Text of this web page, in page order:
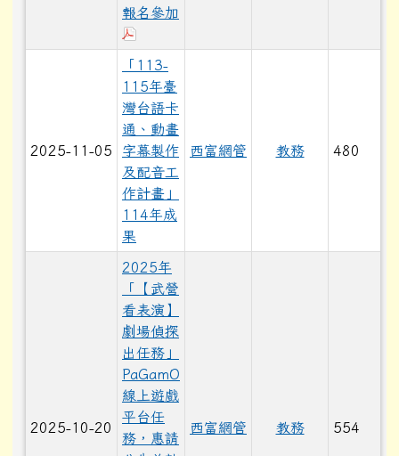
報名參加
2025-11-05
「113-
115年臺
灣台語卡
通、動畫
字幕製作
及配音工
作計畫」
114年成
果
西富網管 教務 480
2025-10-20
2025年
「【武營
看表演】
劇場偵探
出任務」
PaGamO
線上遊戲
平台任
務，惠請
西富網管 教務 554